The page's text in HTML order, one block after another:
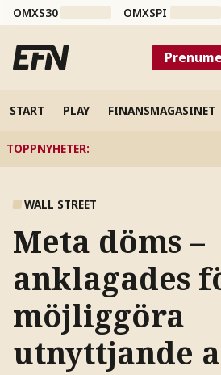
OMXS30 OMXSPI
START PLAY FINANSMAGASINET
TOPPNYHETER:
WALL STREET
Meta döms –
anklagades
möjliggöra
utnyttjande